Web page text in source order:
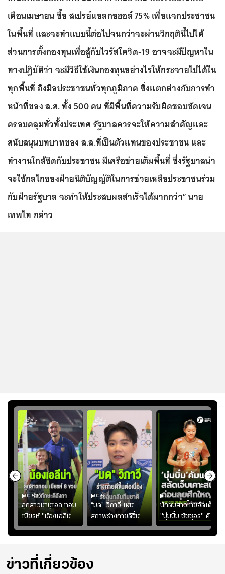
เดือนเมษายน ซื้อ สเปรย์แอลกอฮอล์ 75% เพื่อแจกประชาชน
ในพื้นที่ และจะทำแบบนี้ต่อไปจนกว่าจะผ่านวิกฤตินี้ไปได้
ส่วนการตั้งกองทุนเพื่อสู้กับไวรัสโควิด-19 อาจจะมีปัญหาใน
ทางปฏิบัติว่า จะมีวิธีใช้เงินกองทุนอย่างไรให้กระจายไปได้ใน
ทุกพื้นที่ ถึงมือประชาชนทั่วทุกภูมิภาค ซึ่งแตกต่างกับการทำ
หน้าที่ของ ส.ส. ทั้ง 500 คน ที่มีพื้นที่ความรับผิดชอบชัดเจน
ครอบคลุมทั่วทั้งประเทศ รัฐบาลควรจะให้ความสำคัญและ
สนับสนุนบทบาทของ ส.ส.ที่เป็นตัวแทนของประชาชน และ
ทำงานใกล้ชิดกับประชาชน มีเครือข่ายเต็มพื้นที่ ซึ่งรัฐบาลน่า
จะใช้กลไกของฝ่ายนิติบัญญัติในการช่วยเหลือประชาชนร่วม
กับฝ่ายรัฐบาล จะทำให้ประสบผลสำเร็จได้มากกว่า” นาย
เทพไท กล่าว
00:52
ลูกสาวมานูเอล ทอม
เบียรห์ "น้องเอลีน่า"
วัย 8 ขวบ โชว์ตี
ลังกาสุดพริ้ว
00:51
“มด” วิภาวี เผย
สภาพร่างกายดีขึ้น
อย่างต่อเนื่อง พร้อม
พยายามลงสนามให้
ความมั่นใจ
02:40
นักตบสาวไทยจัดเต็ม
"บุ๋มบิ๋ม ชัชชุอร" คัม
แบ็ก ศึก" SEA V
CUP 2026" เลก
ข่าวที่เกี่ยวข้อง